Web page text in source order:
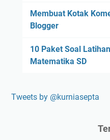
Membuat Kotak
Blogger
10 Paket Soal
Matematika SD
Tweets by @kurniasepta